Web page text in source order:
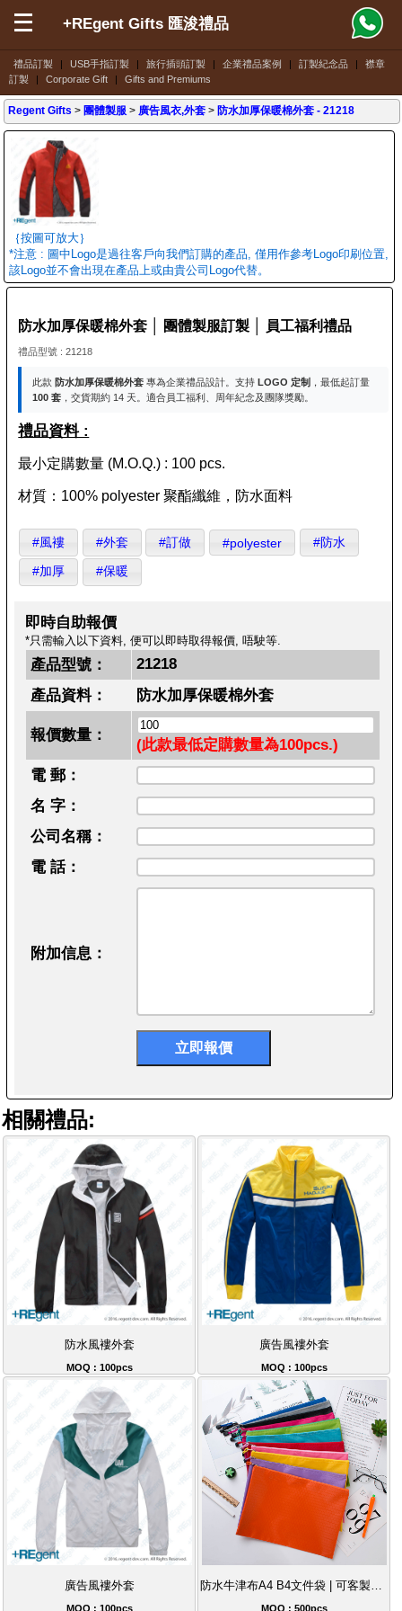
禮品訂製 | USB手指訂製 | 旅行插頭訂製 | 企業禮品案例 | 訂製紀念品 |
襟章
訂製
| Corporate Gift | Gifts and Premiums
+REgent Gifts 匯浚禮品
Regent Gifts > 團體製服 > 廣告風衣,外套 > 防水加厚保暖棉外套 - 21218
｛按圖可放大｝
*注意 : 圖中Logo是過往客戶向我們訂購的產品, 僅用作參考Logo印刷位置,
該Logo並不會出現在產品上或由貴公司Logo代替。
防水加厚保暖棉外套 │ 團體製服訂製 │ 員工福利禮品
禮品型號 : 21218
此款 防水加厚保暖棉外套專為企業禮品設計。支持 LOGO 定制 ，最低起訂量
100 套，交貨期約 14 天。適合員工福利、周年紀念及團隊獎勵。
禮品資料 :
最小定購數量 (M.O.Q.) : 100 pcs.
材質：100% polyester 聚酯纖維，防水面料
#風褸 #外套 #訂做 #polyester #防水
#加厚 #保暖
即時自助報價
*只需輸入以下資料, 便可以即時取得報價, 唔駛等.
產品型號：
21218
產品資料：
防水加厚保暖棉外套
報價數量：
(此款最低定購數量為100pcs.)
電 郵：
名 字：
公司名稱：
電 話：
附加信息：
相關禮品:
防水風褸外套
MOQ : 100pcs
廣告風褸外套
MOQ : 100pcs
廣告風褸外套
MOQ : 100pcs MOQ : 500pcs